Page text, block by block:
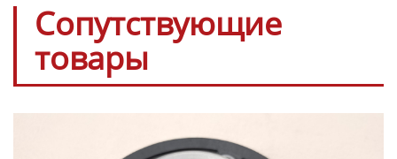
Сопутствующие
товары